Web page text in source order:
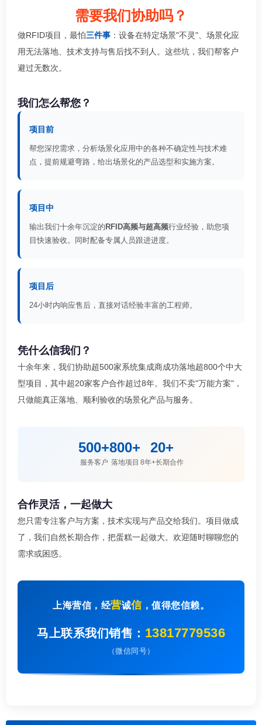
需要我们协助吗？
做RFID项目，最怕三件事 ：设备在特定场景"不灵"、场景化应
用无法落地、技术支持与售后找不到人。这些坑，我们帮客户
避过无数次。
我们怎么帮您？
项目前
帮您深挖需求，分析场景化应用中的各种不确定性与技术难
点，提前规避弯路，给出场景化的产品选型和实施方案。
项目中
输出我们十余年沉淀的 RFID高频与超高频行业经验，助您项
目快速验收。同时配备专属人员跟进进度。
项目后
24小时内响应售后，直接对话经验丰富的工程师。
凭什么信我们？
十余年来，我们协助超500家系统集成商成功落地超800个中大
型项目，其中超20家客户合作超过8年。我们不卖"万能方案"，
只做能真正落地、顺利验收的场景化产品与服务。
500+
服务客户
800+
落地项目
20+
8年+长期合作
合作灵活，一起做大
您只需专注客户与方案，技术实现与产品交给我们。项目做成
了，我们自然长期合作，把蛋糕一起做大。欢迎随时聊聊您的
需求或困惑。
上海营信，经营诚信，值得您信赖。
马上联系我们销售： 13817779536
（微信同号）